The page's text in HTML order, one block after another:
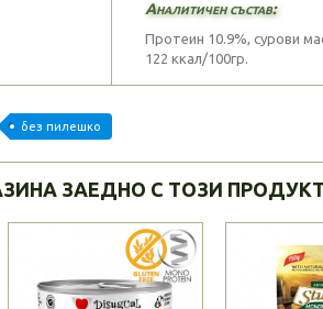
Аналитичен състав:
Протеин 10.9%, сурови
122 ккал/100гр.
без пилешко
ЗАЕДНО С ТОЗИ